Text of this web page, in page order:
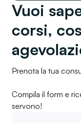
Vuoi
corsi,
Prenota la tua
Compila il form e
servono!